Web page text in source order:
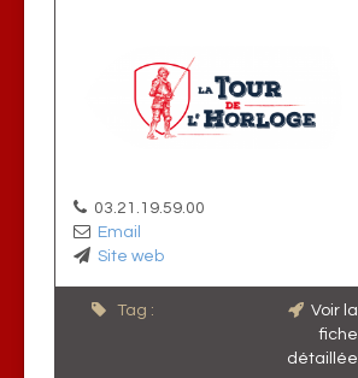
03.21.19.59.00
Email
Site web
Tag :
Voir la
fiche
détaillée